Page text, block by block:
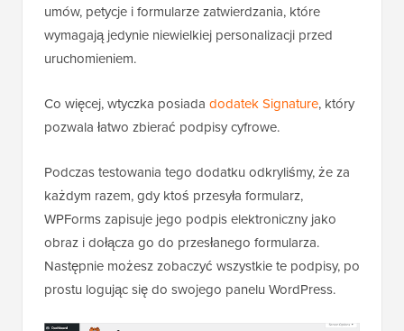
umów, petycje i formularze zatwierdzania, które
wymagają jedynie niewielkiej personalizacji przed
uruchomieniem.
Co więcej, wtyczka posiada dodatek Signature, który
pozwala łatwo zbierać podpisy cyfrowe.
Podczas testowania tego dodatku odkryliśmy, że za
każdym razem, gdy ktoś przesyła formularz,
WPForms zapisuje jego podpis elektroniczny jako
obraz i dołącza go do przesłanego formularza.
Następnie możesz zobaczyć wszystkie te podpisy, po
prostu logując się do swojego panelu WordPress.